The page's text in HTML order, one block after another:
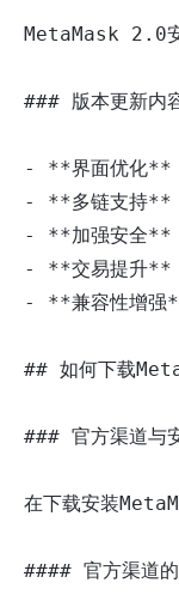
MetaMask 2.0安
### 版本更新内
- **界面优化**
- **多链支持**
- **加强安全**
- **交易提升**
- **兼容性增强
## 如何下载
### 官方渠道与
在下载安装
#### 官方渠道